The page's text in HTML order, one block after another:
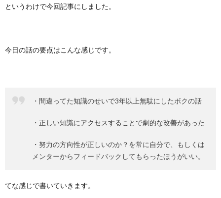
というわけで今回記事にしました。
今日の話の要点はこんな感じです。
・間違ってた知識のせいで3年以上無駄にしたボクの話
・正しい知識にアクセスすることで劇的な改善があった
・努力の方向性が正しいのか？を常に自分で、もしくは
メンターからフィードバックしてもらったほうがいい。
てな感じで書いていきます。